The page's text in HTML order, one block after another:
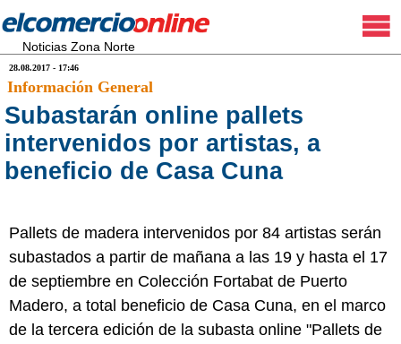
Noticias Zona Norte
28.08.2017 - 17:46
Información General
Subastarán online pallets
intervenidos por artistas, a
beneficio de Casa Cuna
Pallets de madera intervenidos por 84 artistas serán
subastados a partir de mañana a las 19 y hasta el 17
de septiembre en Colección Fortabat de Puerto
Madero, a total beneficio de Casa Cuna, en el marco
de la tercera edición de la subasta online "Pallets de